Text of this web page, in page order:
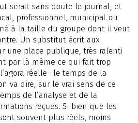
serait sans doute le journal, et
professionnel, municipal ou
à la taille du groupe dont il veut
Un substitut écrit aux
une place publique, très ralenti
par là même ce qui fait trop
réelle : le temps de la
va dire, sur le vrai sens de ce
de l’analyse et de la
reçues. Si bien que les
souvent plus réels, moins